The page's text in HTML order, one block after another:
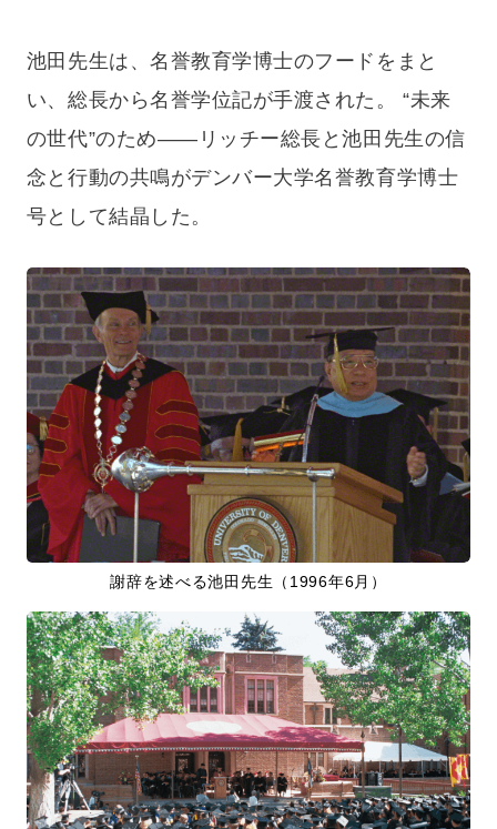
謝辞を述べる池田先生（1996年6月）
池田先生は、名誉教育学博士のフードをまと
い、総長から名誉学位記が手渡された。 “未来
の世代”のため——リッチー総長と池田先生の信
念と行動の共鳴がデンバー大学名誉教育学博士
号として結晶した。